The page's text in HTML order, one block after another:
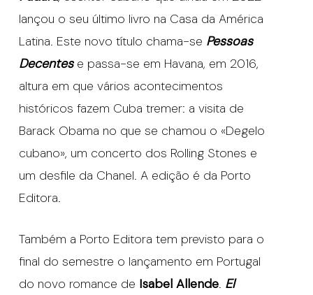
lançou o seu último livro na Casa da América
Latina. Este novo título chama-se Pessoas
Decentese passa-se em Havana, em 2016,
altura em que vários acontecimentos
históricos fazem Cuba tremer: a visita de
Barack Obama no que se chamou o «Degelo
cubano», um concerto dos Rolling Stones e
um desfile da Chanel. A edição é da Porto
Editora.
Também a Porto Editora tem previsto para o
final do semestre o lançamento em Portugal
do novo romance de Isabel Allende. El